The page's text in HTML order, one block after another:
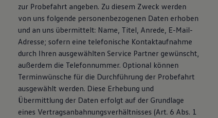
zur Probefahrt angeben. Zu diesem Zweck werden
von uns folgende personenbezogenen Daten erhoben
und an uns übermittelt: Name, Titel, Anrede, E-Mail-
Adresse; sofern eine telefonische Kontaktaufnahme
durch Ihren ausgewählten Service Partner gewünscht,
außerdem die Telefonnummer. Optional können
Terminwünsche für die Durchführung der Probefahrt
ausgewählt werden. Diese Erhebung und
Übermittlung der Daten erfolgt auf der Grundlage
eines Vertragsanbahnungsverhältnisses (Art. 6 Abs. 1